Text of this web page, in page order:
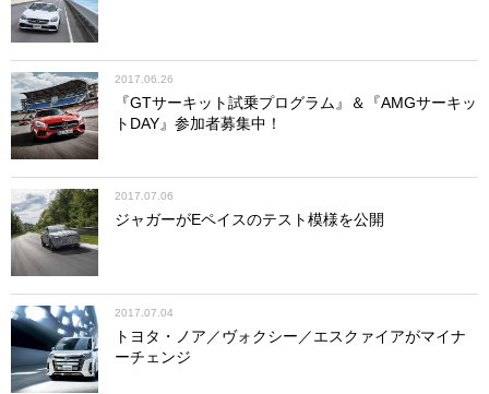
2017.06.26
『GTサーキット試乗プログラム』＆『AMGサーキッ
トDAY』参加者募集中！
2017.07.06
ジャガーがEペイスのテスト模様を公開
2017.07.04
トヨタ・ノア／ヴォクシー／エスクァイアがマイナ
ーチェンジ